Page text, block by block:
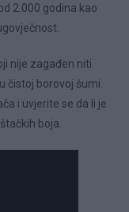
2.000 godina kao
nije zagađen niti
čistoj borovoj šumi.
i uvjerite se da li je
boja.